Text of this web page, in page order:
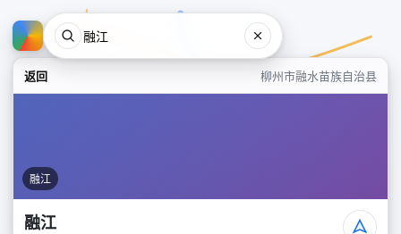
返回 柳州市融水苗族自治县
融江
融江